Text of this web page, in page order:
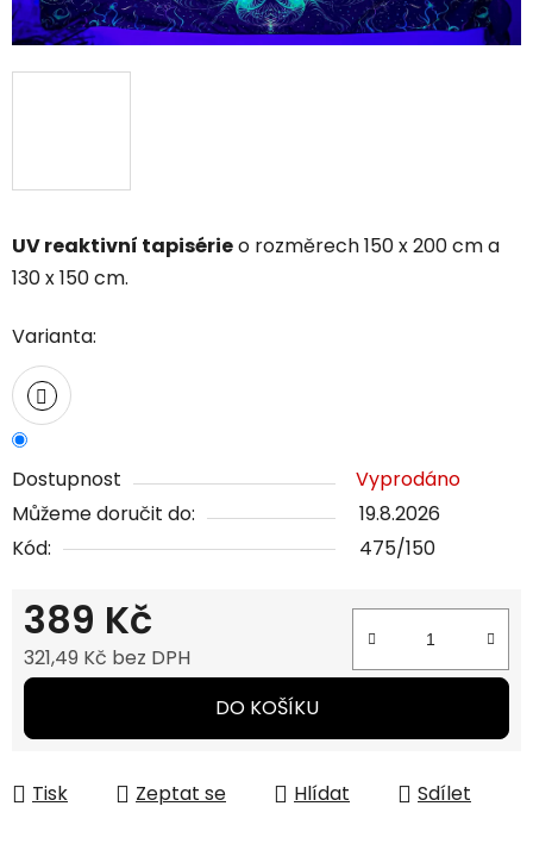
UV reaktivní tapisérieo rozměrech 150 x 200 cm a
130 x 150 cm.
Varianta:
Dostupnost
Vyprodáno
Můžeme doručit do:
19.8.2026
Kód:
475/150
389 Kč
321,49 Kč bez DPH
Měrná cena:
DO KOŠÍKU
Tisk Zeptat se Hlídat Sdílet